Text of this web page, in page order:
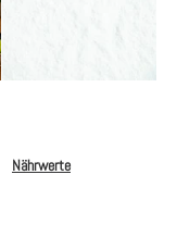
Nährwerte